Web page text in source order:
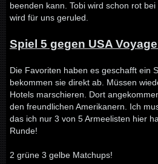
beenden kann. Tobi wird schon rot
wird für uns geruled.
Spiel 5 gegen USA
Die Favoriten haben es geschafft ein
bekommen sie direkt ab. Müssen
Hotels marschieren. Dort
den freundlichen Amerikanern. Ich
das ich nur 3 von 5 Armeelisten hier
Runde!
2 grüne 3 gelbe Matchups!